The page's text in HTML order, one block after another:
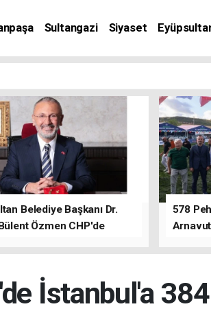
Sultangazi Siyaset
Belediye Başkanı Dr.
Özmen CHP'de
578
İstanbul'a